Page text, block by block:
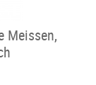
Meissen,